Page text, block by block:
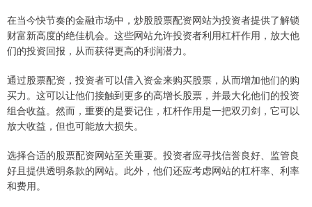
在当今快节奏的金融市场中，炒股股票配资网站为投资者提供了解锁
财富新高度的绝佳机会。这些网站允许投资者利用杠杆作用，放大他
们的投资回报，从而获得更高的利润潜力。
通过股票配资，投资者可以借入资金来购买股票，从而增加他们的购
买力。这可以让他们接触到更多的高增长股票，并最大化他们的投资
组合收益。然而，重要的是要记住，杠杆作用是一把双刃剑，它可以
放大收益，但也可能放大损失。
选择合适的股票配资网站至关重要。投资者应寻找信誉良好、监管良
好且提供透明条款的网站。此外，他们还应考虑网站的杠杆率、利率
和费用。